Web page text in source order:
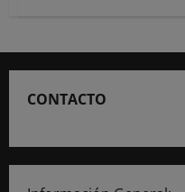
de
los
periodistas
las
CONTACTO